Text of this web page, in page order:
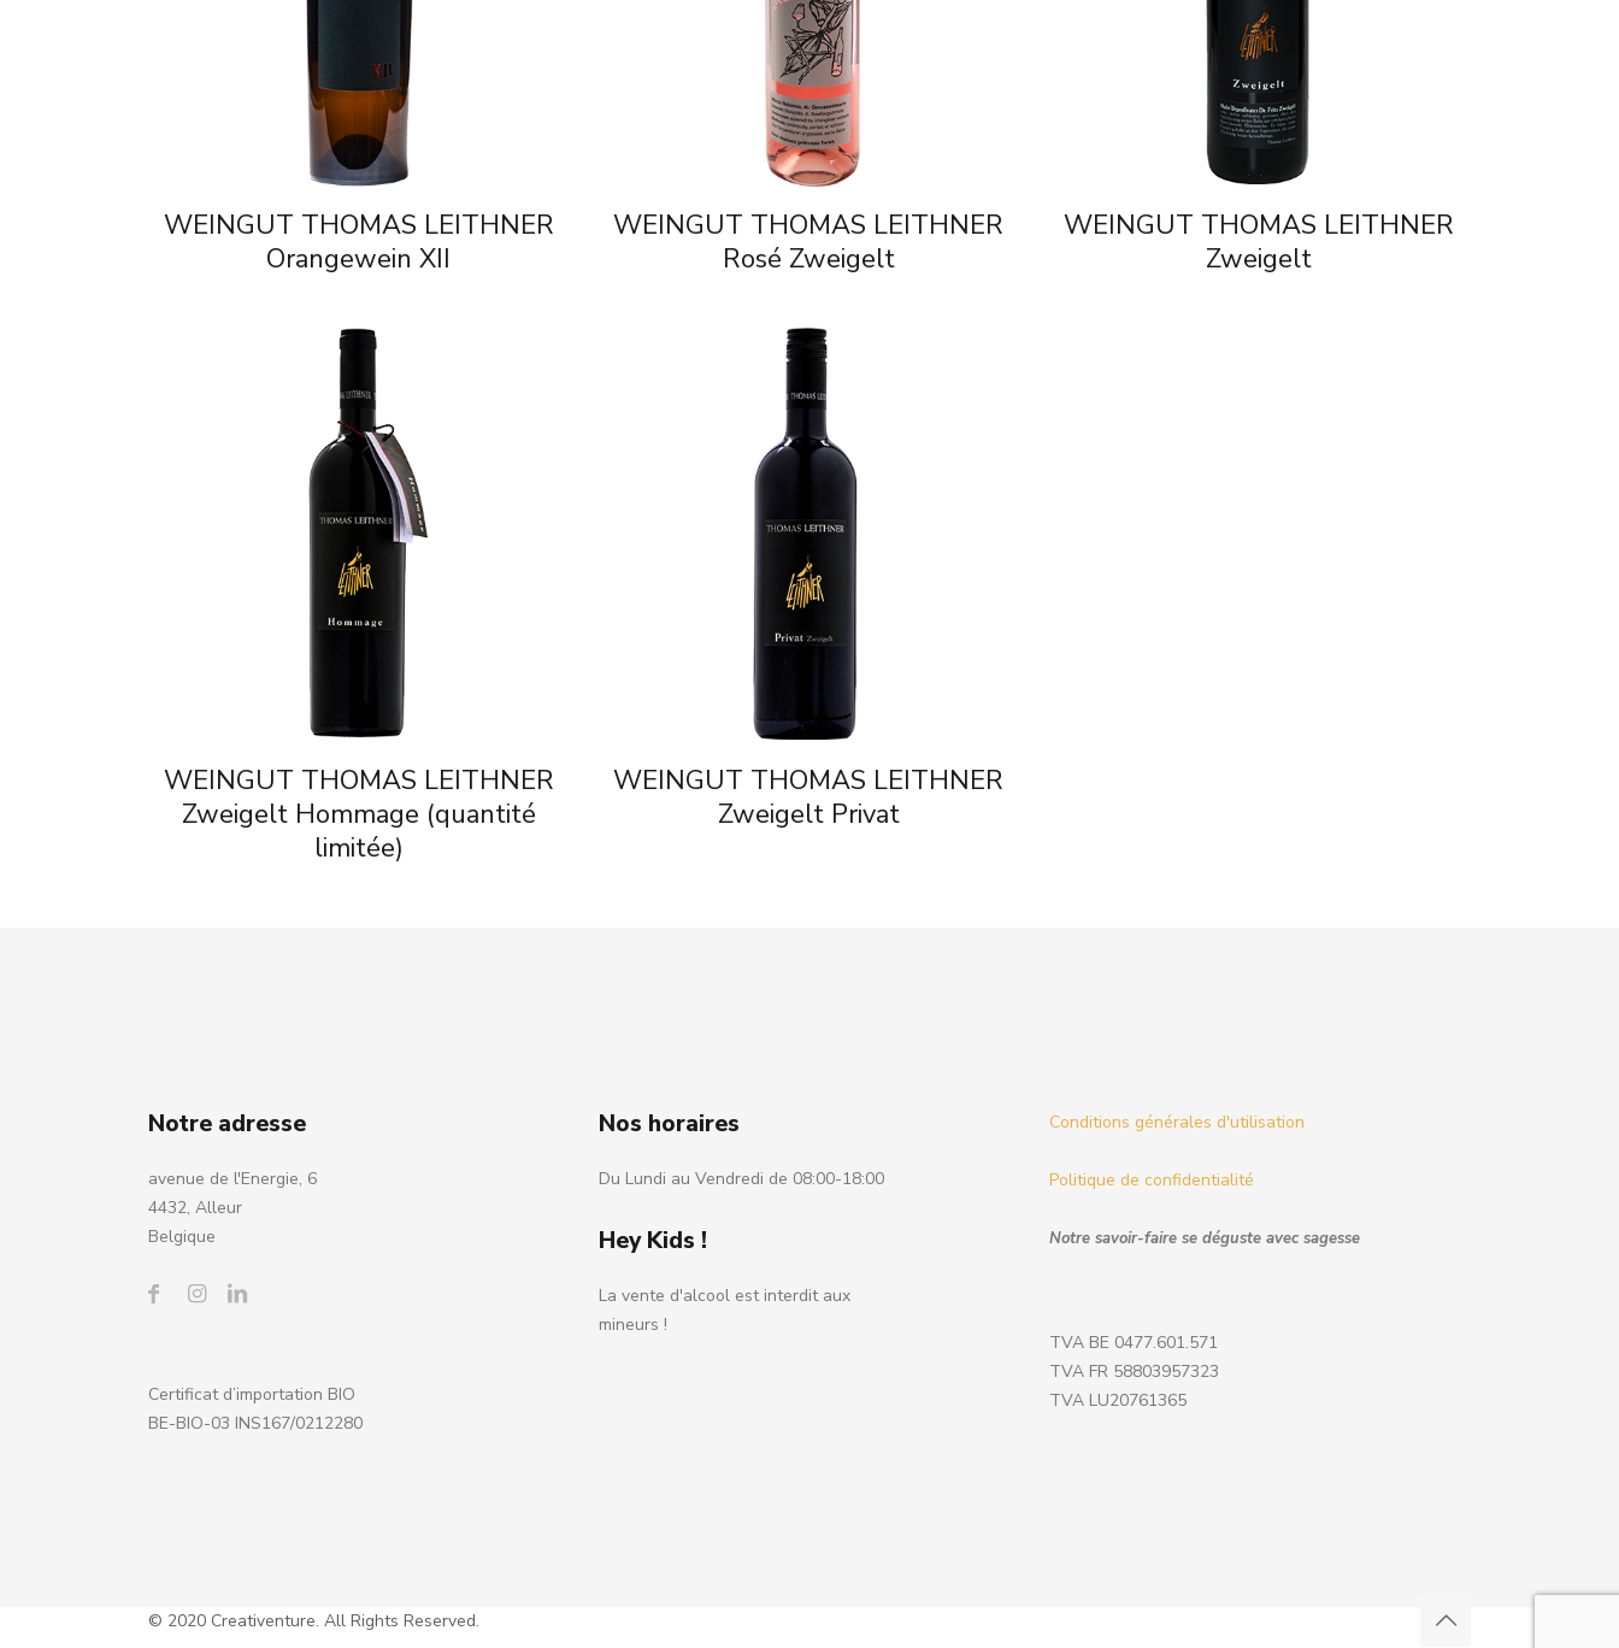
WEINGUT THOMAS LEITHNER
Orangewein XII
WEINGUT THOMAS LEITHNER
Rosé Zweigelt
WEINGUT THOMAS LEITHNER
Zweigelt
WEINGUT THOMAS LEITHNER
Zweigelt Hommage (quantité
limitée)
WEINGUT THOMAS LEITHNER
Zweigelt Privat
Notre adresse
avenue de l'Energie, 6
4432, Alleur
Belgique
Certificat d’importation BIO
BE-BIO-03 INS167/0212280
Nos horaires
Du Lundi au Vendredi de 08:00-18:00
Hey Kids !
La vente d'alcool est interdit aux
mineurs !
Conditions générales d'utilisation
Politique de confidentialité
Notre savoir-faire se déguste avec sagesse
TVA BE 0477.601.571
TVA FR 58803957323
TVA LU20761365
© 2020 Creativenture. All Rights Reserved.